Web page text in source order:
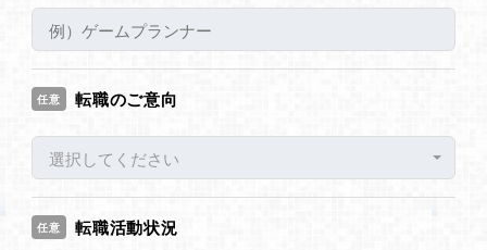
任意 転職のご意向
選択してください
任意 転職活動状況